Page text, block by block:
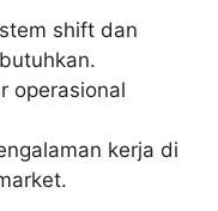
shift dan
operasional
kerja di